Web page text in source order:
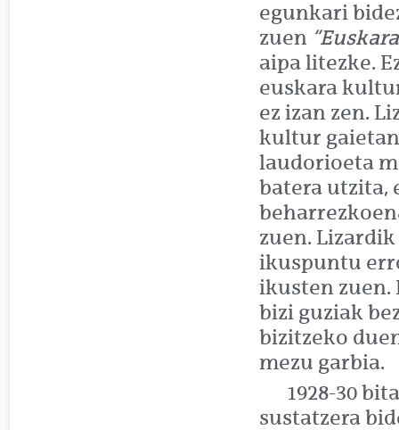
egunkari
zuen
aipa litezke.
euskara
ez izan zen.
kultur gaietan
laudorioeta
batera utzita,
zuen.
ikuspuntu
ikusten zuen.
bizi guziak
bizitzeko
mezu garbia.
1928-30
sustatzera